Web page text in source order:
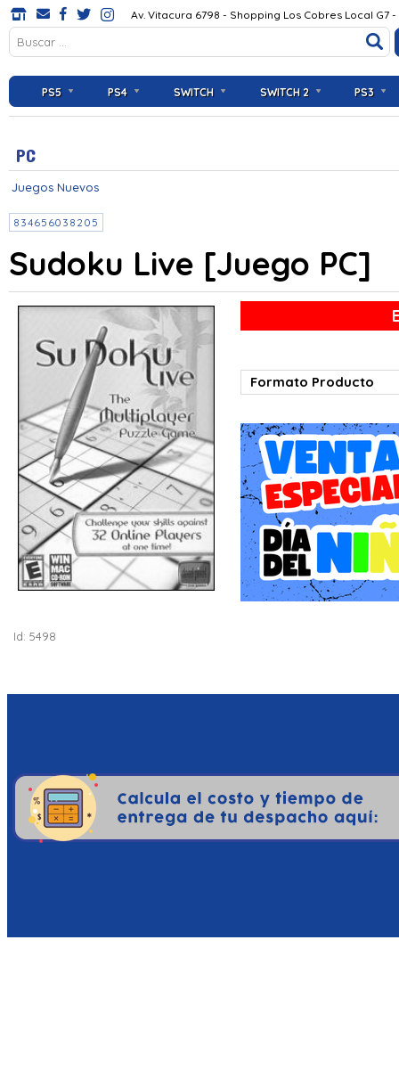
Av. Vitacura 6798 - Shopping Los Cobres Local G7
PS5 PS4 SWITCH SWITCH 2 PS3
PC
Juegos Nuevos
834656038205
Sudoku Live [Juego PC]
Id: 5498
Formato Producto